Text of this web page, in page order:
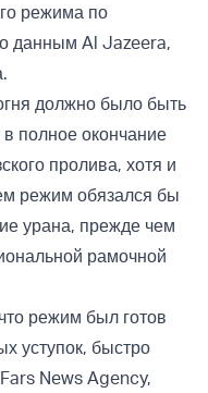
режима по
данным Al Jazeera,
должно было быть
полное окончание
пролива, хотя и
режим обязался бы
урана, прежде чем
рамочной
режим был готов
уступок, быстро
News Agency,